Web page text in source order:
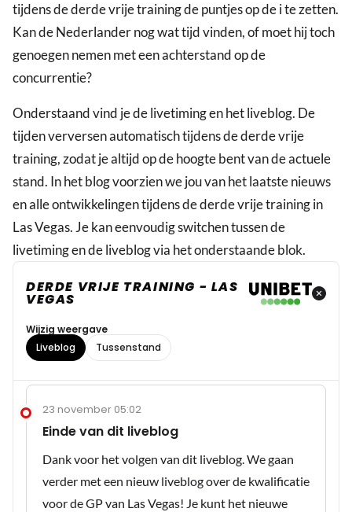
tijdens de derde vrije training de puntjes op de i te zetten.
Kan de Nederlander nog wat tijd vinden, of moet hij toch
genoegen nemen met een achterstand op de
concurrentie?
Onderstaand vind je de livetiming en het liveblog. De
tijden verversen automatisch tijdens de derde vrije
training, zodat je altijd op de hoogte bent van de actuele
stand. In het blog voorzien we jou van het laatste nieuws
en alle ontwikkelingen tijdens de derde vrije training in
Las Vegas. Je kan eenvoudig switchen tussen de
livetiming en de liveblog via het onderstaande blok.
DERDE VRIJE TRAINING - LAS
VEGAS
Wijzig weergave
Liveblog
Tussenstand
23 november 05:02
Einde van dit liveblog
Dank voor het volgen van dit liveblog. We gaan
verder met een nieuw liveblog over de kwalificatie
voor de GP van Las Vegas! Je kunt het nieuwe